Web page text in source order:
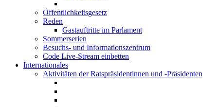
Öffentlichkeitsgesetz
Reden
Gastauftritte im Parlament
Sommerserien
Besuchs- und Informationszentrum
Code Live-Stream einbetten
Internationales
Aktivitäten der Ratspräsidentinnen und -Präsidenten